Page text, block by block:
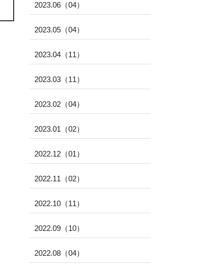
2023.06（04）
2023.05（04）
2023.04（11）
2023.03（11）
2023.02（04）
2023.01（02）
2022.12（01）
2022.11（02）
2022.10（11）
2022.09（10）
2022.08（04）